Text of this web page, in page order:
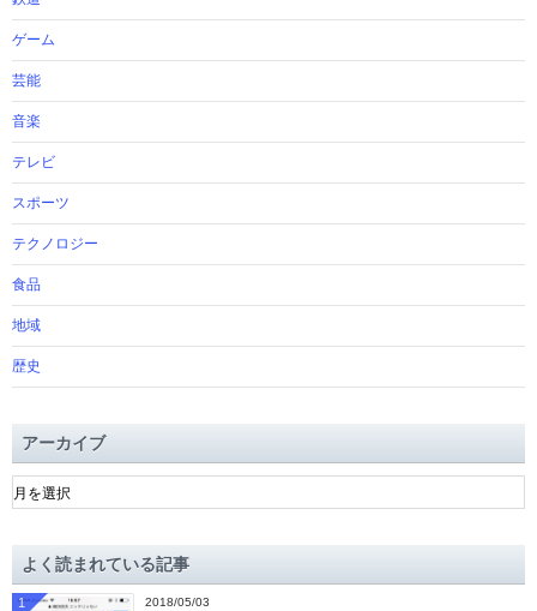
ゲーム
芸能
音楽
テレビ
スポーツ
テクノロジー
食品
地域
歴史
アーカイブ
ア
ー
ブよく読まれている記事
2018/05/03
1